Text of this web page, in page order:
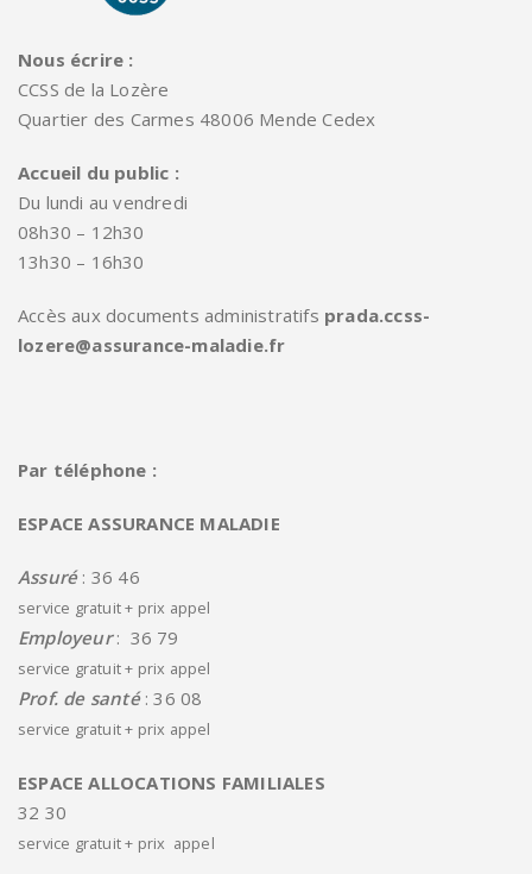
Nous écrire :
CCSS de la Lozère
Quartier des Carmes 48006 Mende Cedex
Accueil du public :
Du lundi au vendredi
08h30 – 12h30
13h30 – 16h30
Accès aux documents administratifs prada.ccss-
lozere@assurance-maladie.fr
Par téléphone :
ESPACE ASSURANCE MALADIE
Assuré: 36 46
service gratuit + prix appel
Employeur: 36 79
service gratuit + prix appel
Prof. de santé: 36 08
service gratuit + prix appel
ESPACE ALLOCATIONS FAMILIALES
32 30
service gratuit + prix appel